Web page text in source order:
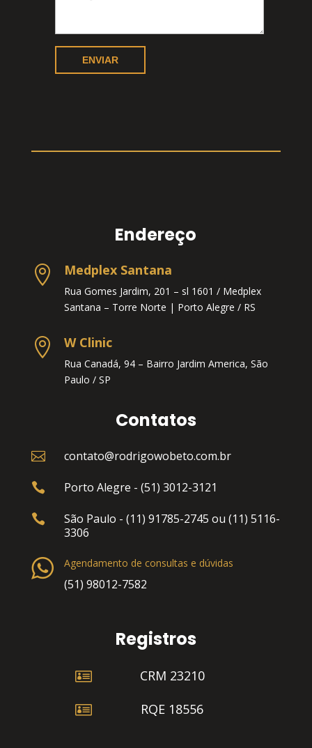
Endereço
 Medplex Santana
Rua Gomes Jardim, 201 – sl 1601 / Medplex
Santana – Torre Norte | Porto Alegre / RS
 W Clinic
Rua Canadá, 94 – Bairro Jardim America, São
Paulo / SP
Contatos
 contato@rodrigowobeto.com.br
 Porto Alegre - (51) 3012-3121

São Paulo - (11) 91785-2745 ou (11) 5116-
3306
Agendamento de consultas e dúvidas
(51) 98012-7582
Registros
 CRM 23210
 RQE 18556